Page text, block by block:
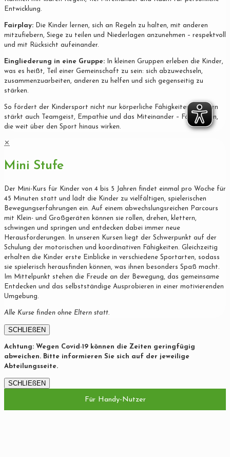
Entwicklung.
Fairplay: Die Kinder lernen, sich an Regeln zu halten, mit anderen
mitzufiebern, Siege zu teilen und Niederlagen anzunehmen – respektvoll
und mit Rücksicht aufeinander.
Eingliederung in eine Gruppe: In kleinen Gruppen erleben die Kinder,
was es heißt, Teil einer Gemeinschaft zu sein: sich abzuwechseln,
zusammenzuarbeiten, anderen zu helfen und sich gegenseitig zu
stärken.
So fördert der Kindersport nicht nur körperliche Fähigkeiten, sondern
stärkt auch Teamgeist, Empathie und das Miteinander – Fähigkeiten,
die weit über den Sport hinaus wirken.
✕
Mini Stufe
Der Mini-Kurs für Kinder von 4 bis 5 Jahren findet einmal pro Woche für
45 Minuten statt und lädt die Kinder zu vielfältigen, spielerischen
Bewegungserfahrungen ein. Auf einem abwechslungsreichen Parcours
mit Klein- und Großgeräten können sie rollen, drehen, klettern,
schwingen und springen und entdecken dabei immer neue
Herausforderungen. In unseren Kursen liegt der Schwerpunkt auf der
Schulung der motorischen und koordinativen Fähigkeiten. Gleichzeitig
erhalten die Kinder erste Einblicke in verschiedene Sportarten, sodass
sie spielerisch herausfinden können, was ihnen besonders Spaß macht.
Im Mittelpunkt stehen die Freude an der Bewegung, das gemeinsame
Entdecken und das selbstständige Ausprobieren in einer motivierenden
Umgebung.
Alle Kurse finden ohne Eltern statt.
SCHLIEßEN
Achtung: Wegen Covid-19 können die Zeiten geringfügig
abweichen. Bitte informieren Sie sich auf der jeweilige
Abteilungsseite.
SCHLIEßEN
Für Handy-Nutzer